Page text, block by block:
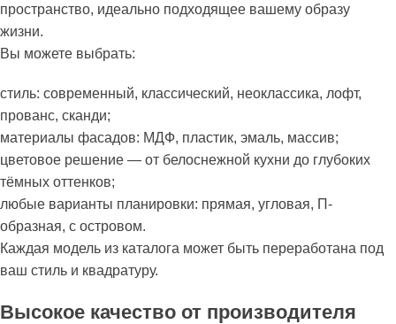
пространство, идеально подходящее вашему образу
жизни.
Вы можете выбрать:
стиль: современный, классический, неоклассика, лофт,
прованс, сканди;
материалы фасадов: МДФ, пластик, эмаль, массив;
цветовое решение — от белоснежной кухни до глубоких
тёмных оттенков;
любые варианты планировки: прямая, угловая, П-
образная, с островом.
Каждая модель из каталога может быть переработана под
ваш стиль и квадратуру.
Высокое качество от производителя